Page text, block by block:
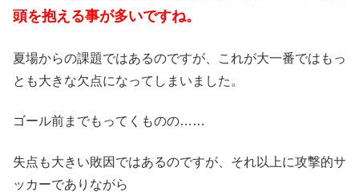
頭を抱える事が多いですね。
夏場からの課題ではあるのですが、これが大一番ではもっ
とも大きな欠点になってしまいました。
ゴール前までもってくものの……
失点も大きい敗因ではあるのですが、それ以上に攻撃的サ
ッカーでありながら